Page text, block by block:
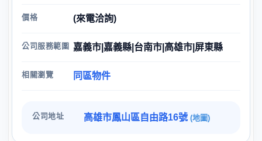
價格 (來電洽詢)
公司服務範圍 嘉義市|嘉義縣|台南市|高雄市|屏東縣
相關瀏覽 同區物件
公司地址 高雄市鳳山區自由路16號 (地圖)